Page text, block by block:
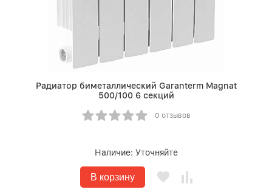
Радиатор биметаллический Garanterm Magnat
500/100 6 секций
0 отзывов
Наличие: Уточняйте
В корзину